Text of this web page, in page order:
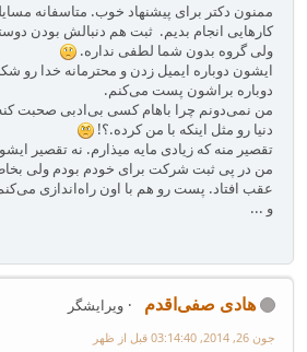
ممنون دکتر برای پیشنهاد خوب. متاسفانه
کارهایی انجام بدیم. ثبت هم دنبالش بودن
ولی گروه بدون شما لطفی نداره.
ایشون دوباره ایمیل زدن و محترمانه خدا رو
دوباره براشون پست می‌کنم.
من نمی‌دونم چرا باهام کسی بی‌ادبی صحبت
دنیا رو مثل اینکه با من کرده.؟!
تقصیر منه که زیادی مایه میذارم. نه تقصیر
من در پی ثبت شرکت برای خودم بودم ولی
عقب افتاد. پست رو هم با اون راه‌اندازی
و ...
هادی صفی‌اقدم
ویرایشگر
جون 26, 2014, 03:14:40 قبل از ظهر